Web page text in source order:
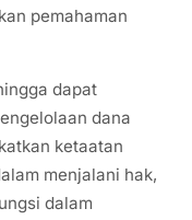
pemahaman
dapat
dana
ketaatan
menjalani hak,
dalam